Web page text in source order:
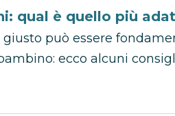
qual è quello più
può essere
ecco alcuni